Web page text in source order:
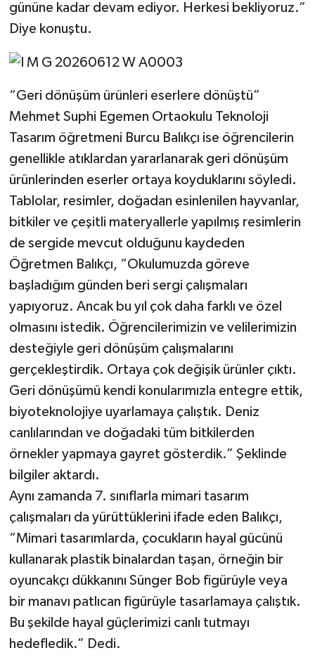
gününe kadar devam ediyor. Herkesi bekliyoruz.”
Diye konuştu.
“Geri dönüşüm ürünleri eserlere dönüştü”
Mehmet Suphi Egemen Ortaokulu Teknoloji
Tasarım öğretmeni Burcu Balıkçı ise öğrencilerin
genellikle atıklardan yararlanarak geri dönüşüm
ürünlerinden eserler ortaya koyduklarını söyledi.
Tablolar, resimler, doğadan esinlenilen hayvanlar,
bitkiler ve çeşitli materyallerle yapılmış resimlerin
de sergide mevcut olduğunu kaydeden
Öğretmen Balıkçı, “Okulumuzda göreve
başladığım günden beri sergi çalışmaları
yapıyoruz. Ancak bu yıl çok daha farklı ve özel
olmasını istedik. Öğrencilerimizin ve velilerimizin
desteğiyle geri dönüşüm çalışmalarını
gerçekleştirdik. Ortaya çok değişik ürünler çıktı.
Geri dönüşümü kendi konularımızla entegre ettik,
biyoteknolojiye uyarlamaya çalıştık. Deniz
canlılarından ve doğadaki tüm bitkilerden
örnekler yapmaya gayret gösterdik.” Şeklinde
bilgiler aktardı.
Aynı zamanda 7. sınıflarla mimari tasarım
çalışmaları da yürüttüklerini ifade eden Balıkçı,
“Mimari tasarımlarda, çocukların hayal gücünü
kullanarak plastik binalardan taşan, örneğin bir
oyuncakçı dükkanını Sünger Bob figürüyle veya
bir manavı patlıcan figürüyle tasarlamaya çalıştık.
Bu şekilde hayal güçlerimizi canlı tutmayı
hedefledik.” Dedi.